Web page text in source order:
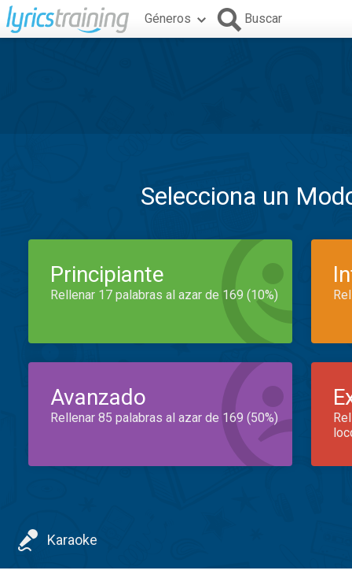
Géneros Buscar
Selecciona un
Principiante
Rellenar 17 palabras al azar de 169 (10%)
Avanzado
Rellenar 85 palabras al azar de 169 (50%)
Karaoke